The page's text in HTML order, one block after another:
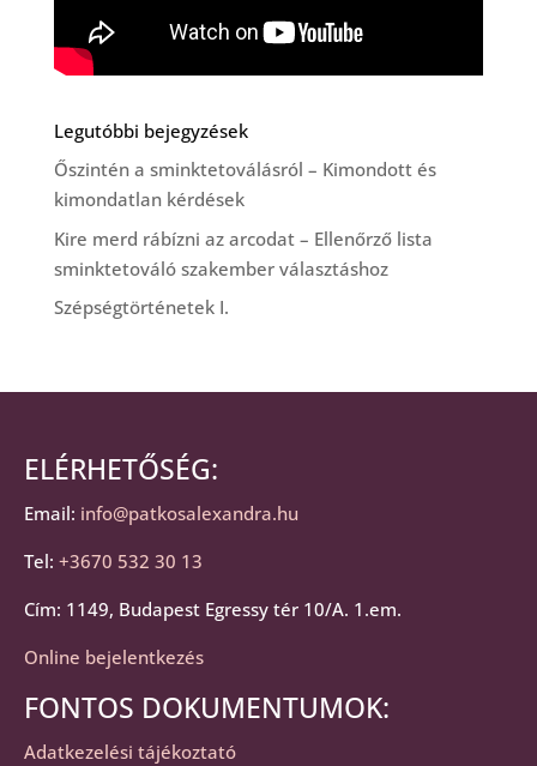
Legutóbbi bejegyzések
Őszintén a sminktetoválásról – Kimondott és
kimondatlan kérdések
Kire merd rábízni az arcodat – Ellenőrző lista
sminktetováló szakember választáshoz
Szépségtörténetek I.
ELÉRHETŐSÉG:
Email: info@patkosalexandra.hu
Tel: +3670 532 30 13
Cím: 1149, Budapest Egressy tér 10/A. 1.em.
Online bejelentkezés
FONTOS DOKUMENTUMOK:
Adatkezelési tájékoztató